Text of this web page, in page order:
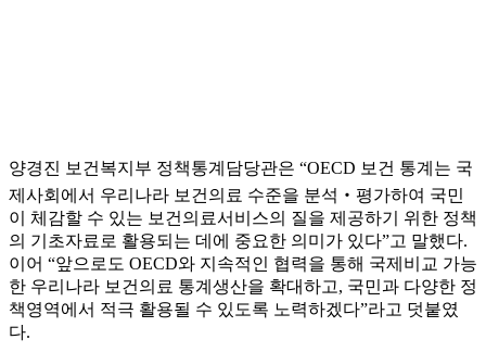
양경진 보건복지부 정책통계담당관은 “OECD 보건 통계는 국
제사회에서 우리나라 보건의료 수준을 분석‧평가하여 국민
이 체감할 수 있는 보건의료서비스의 질을 제공하기 위한 정책
의 기초자료로 활용되는 데에 중요한 의미가 있다”고 말했다.
이어 “앞으로도 OECD와 지속적인 협력을 통해 국제비교 가능
한 우리나라 보건의료 통계생산을 확대하고, 국민과 다양한 정
책영역에서 적극 활용될 수 있도록 노력하겠다”라고 덧붙였
다.